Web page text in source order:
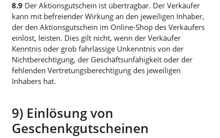
8.9 Der Aktionsgutschein ist übertragbar. Der Verkäufer
kann mit befreiender Wirkung an den jeweiligen Inhaber,
der den Aktionsgutschein im Online-Shop des Verkäufers
einlöst, leisten. Dies gilt nicht, wenn der Verkäufer
Kenntnis oder grob fahrlässige Unkenntnis von der
Nichtberechtigung, der Geschäftsunfähigkeit oder der
fehlenden Vertretungsberechtigung des jeweiligen
Inhabers hat.
9) Einlösung von
Geschenkgutscheinen